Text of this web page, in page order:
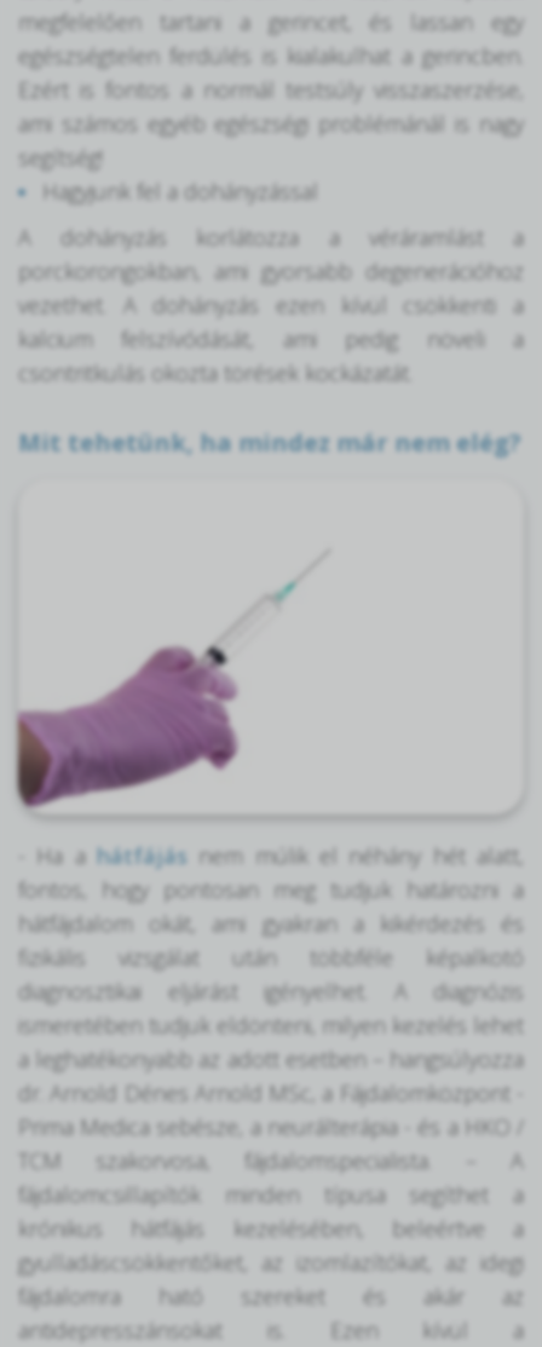
megfelelően tartani a gerincet, és lassan egy
egészségtelen ferdülés is kialakulhat a gerincben.
Ezért is fontos a normál testsúly visszaszerzése,
ami számos egyéb egészségi problémánál is nagy
segítség!
Hagyjunk fel a dohányzással
A dohányzás korlátozza a véráramlást a
porckorongokban, ami gyorsabb degenerációhoz
vezethet. A dohányzás ezen kívül csökkenti a
kalcium felszívódását, ami pedig növeli a
csontritkulás okozta törések kockázatát.
Mit tehetünk, ha mindez már nem elég?
- Ha a hátfájás nem múlik el néhány hét alatt,
fontos, hogy pontosan meg tudjuk határozni a
hátfájdalom okát, ami gyakran a kikérdezés és
fizikális vizsgálat után többféle képalkotó
diagnosztikai eljárást igényelhet. A diagnózis
ismeretében tudjuk eldönteni, milyen kezelés lehet
a leghatékonyabb az adott esetben – hangsúlyozza
dr. Arnold Dénes Arnold MSc, a Fájdalomközpont -
Prima Medica sebésze, a neurálterápia - és a HKO /
TCM szakorvosa, fájdalomspecialista. – A
fájdalomcsillapítók minden típusa segíthet a
krónikus hátfájás kezelésében, beleértve a
gyulladáscsökkentőket, az izomlazítókat, az idegi
fájdalomra ható szereket és akár az
antidepresszánsokat is. Ezen kívül a